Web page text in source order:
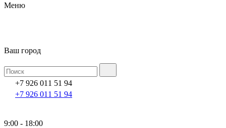
Меню
Ваш город
+7 926 011 51 94
+7 926 011 51 94
9:00 - 18:00